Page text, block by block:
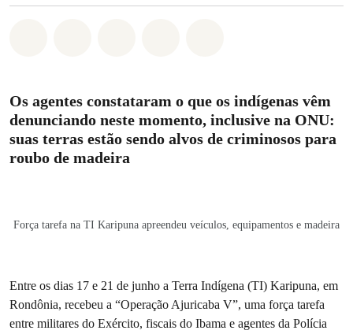
Os agentes constataram o que os indígenas vêm
denunciando neste momento, inclusive na ONU:
suas terras estão sendo alvos de criminosos para
roubo de madeira
Força tarefa na TI Karipuna apreendeu veículos, equipamentos e madeira
Entre os dias 17 e 21 de junho a Terra Indígena (TI) Karipuna, em
Rondônia, recebeu a “Operação Ajuricaba V”, uma força tarefa
entre militares do Exército, fiscais do Ibama e agentes da Polícia